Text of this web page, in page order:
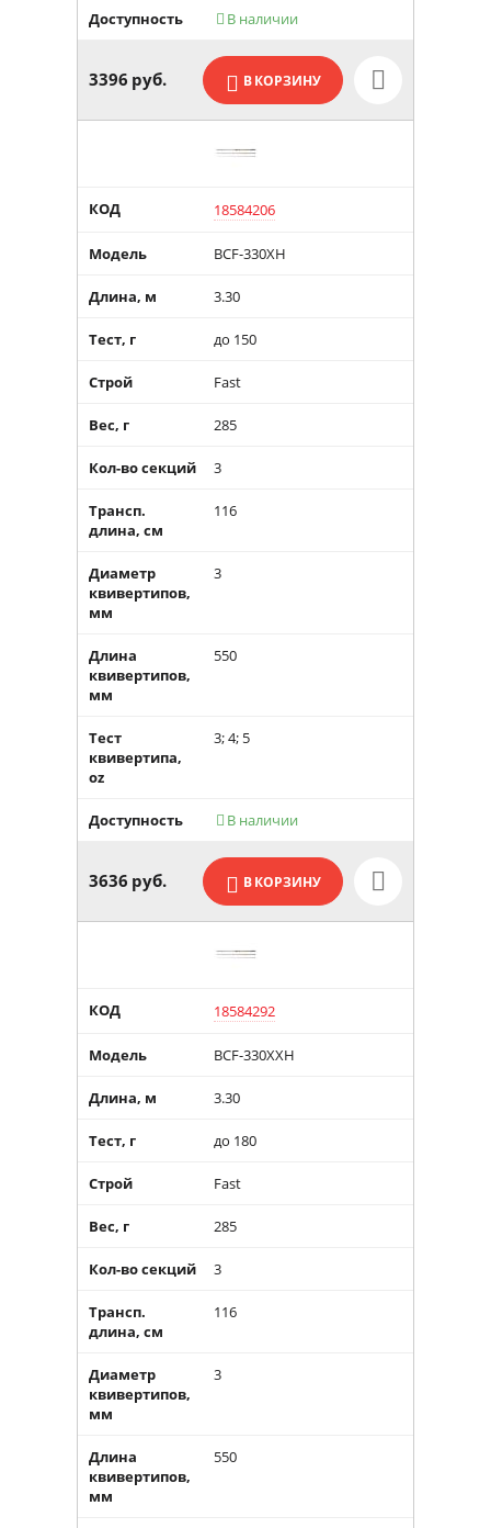
Доступность В наличии

3396 руб. В КОРЗИНУ
КОД 18584206
Модель BCF-330XH
Длина, м 3.30
Тест, г до 150
Строй Fast
Вес, г 285
Кол-во секций 3
Трансп.
длина, см
116
Диаметр
квивертипов,
мм
3
Длина
квивертипов,
мм
550
Тест
квивертипа,
oz
3; 4; 5
Доступность В наличии

3636 руб. В КОРЗИНУ
КОД 18584292
Модель BCF-330XXH
Длина, м 3.30
Тест, г до 180
Строй Fast
Вес, г 285
Кол-во секций 3
Трансп.
длина, см
116
Диаметр
квивертипов,
мм
3
Длина
квивертипов,
мм
550